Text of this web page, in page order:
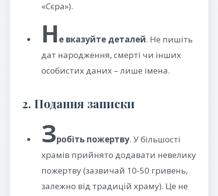
«Сєра»).
Н е вказуйте деталей. Не пишіть
дат народження, смерті чи інших
особистих даних – лише імена.
2. Подання записки
Зробіть пожертву. У більшості
храмів прийнято додавати невелику
пожертву (зазвичай 10-50 гривень,
залежно від традицій храму). Це не